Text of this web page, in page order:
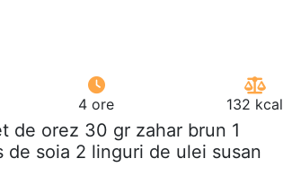
4 ore 132 kcal
de orez 30 gr zahar brun 1
de soia 2 linguri de ulei susan